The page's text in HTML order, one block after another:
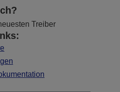
Treiber